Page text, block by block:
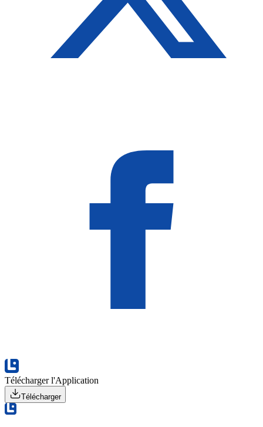
Télécharger l'Application
Télécharger